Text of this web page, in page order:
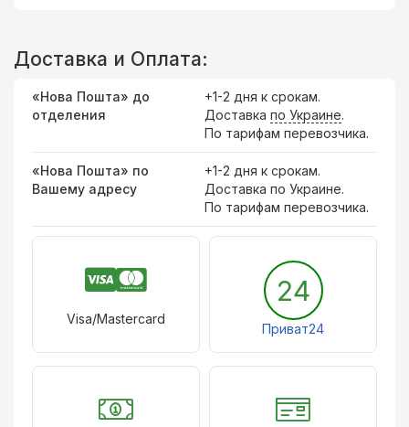
Доставка и Оплата:
«Нова Пошта» до
отделения
+1-2 дня к срокам.
Доставка по Украине.
По тарифам перевозчика.
«Нова Пошта» по
Вашему адресу
+1-2 дня к срокам.
Доставка по Украине.
По тарифам перевозчика.
Visa/Mastercard
24
Приват24